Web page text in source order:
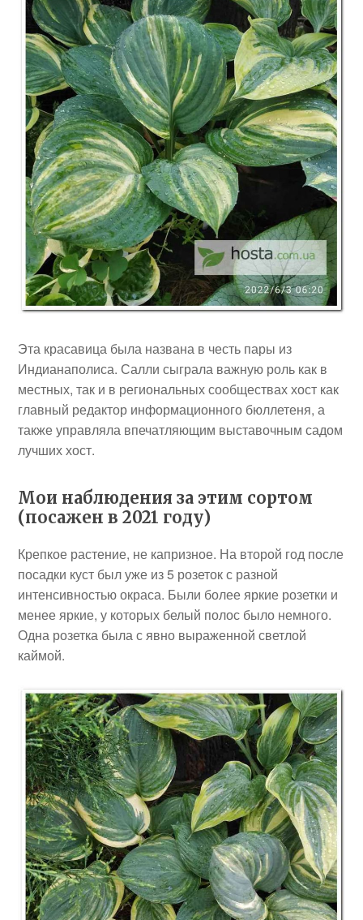
Эта красавица была названа в честь пары из
Индианаполиса. Салли сыграла важную роль как в
местных, так и в региональных сообществах хост как
главный редактор информационного бюллетеня, а
также управляла впечатляющим выставочным садом
лучших хост.
Мои наблюдения за этим сортом
(посажен в 2021 году)
Крепкое растение, не капризное. На второй год после
посадки куст был уже из 5 розеток с разной
интенсивностью окраса. Были более яркие розетки и
менее яркие, у которых белый полос было немного.
Одна розетка была с явно выраженной светлой
каймой.